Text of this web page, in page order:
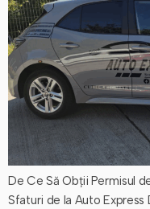
De Ce Să Obții Permisul
Sfaturi de la Auto